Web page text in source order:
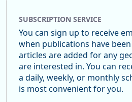
SUBSCRIPTION SERVICE
You can sign up to receive
when publications have
articles are added for any
are interested in. You can
a daily, weekly, or monthly
is most convenient for you.